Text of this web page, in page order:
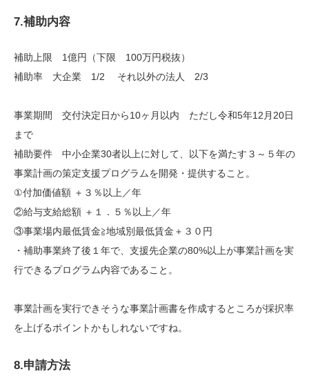
7.補助内容
補助上限 1億円（下限 100万円税抜）
補助率 大企業 1/2 それ以外の法人 2/3
事業期間 交付決定日から10ヶ月以内 ただし令和5年12月20日
まで
補助要件 中小企業30者以上に対して、以下を満たす３～５年の
事業計画の策定支援プログラムを開発・提供すること。
①付加価値額 ＋３％以上／年
②給与支給総額 ＋１．５％以上／年
③事業場内最低賃金≧地域別最低賃金＋３０円
・補助事業終了後１年で、支援先企業の80%以上が事業計画を実
行できるプログラム内容であること。
事業計画を実行できそうな事業計画書を作成するところが採択率
を上げるポイントかもしれないですね。
8.申請方法